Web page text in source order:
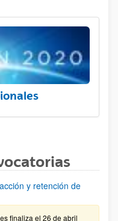
y retención de
finaliza el 26 de abril